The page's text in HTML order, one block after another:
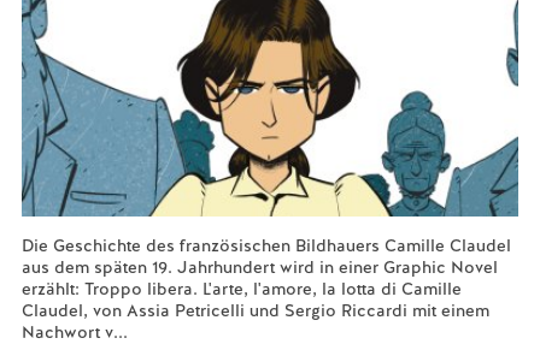
Die Geschichte des französischen Bildhauers Camille Claudel
aus dem späten 19. Jahrhundert wird in einer Graphic Novel
erzählt: Troppo libera. L'arte, l'amore, la lotta di Camille
Claudel, von Assia Petricelli und Sergio Riccardi mit einem
Nachwort v...